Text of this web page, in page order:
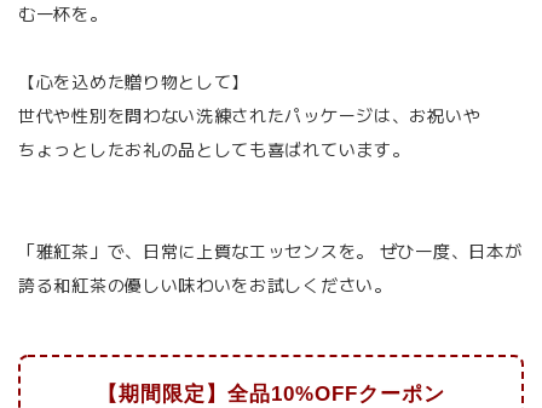
む一杯を。
【心を込めた贈り物として】
世代や性別を問わない洗練されたパッケージは、お祝いや
ちょっとしたお礼の品としても喜ばれています。
「雅紅茶」で、日常に上質なエッセンスを。 ぜひ一度、日本が
誇る和紅茶の優しい味わいをお試しください。
【期間限定】全品10%OFFクーポン